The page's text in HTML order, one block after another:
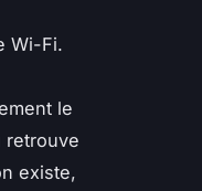
Wi-Fi.
le
retrouve
existe,